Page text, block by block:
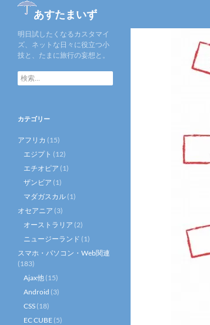
あすたまいず
明日試したくなるカスタマイ
ズ、ネットな日々に役立つ小
技と、たまに旅行の妄想と。
検
索
カテゴリー
アフリカ (15)
エジプト (12)
エチオピア (1)
ザンビア (1)
マダガスカル (1)
オセアニア (3)
オーストラリア (2)
ニュージーランド (1)
スマホ・パソコン・Web関連
(183)
Ajax他 (15)
Android (3)
CSS (18)
EC CUBE (5)